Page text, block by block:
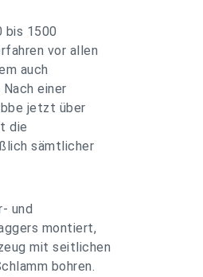
bis 1500
vor allen
auch
einer
jetzt über
die
sämtlicher
und
montiert,
mit seitlichen
bohren.